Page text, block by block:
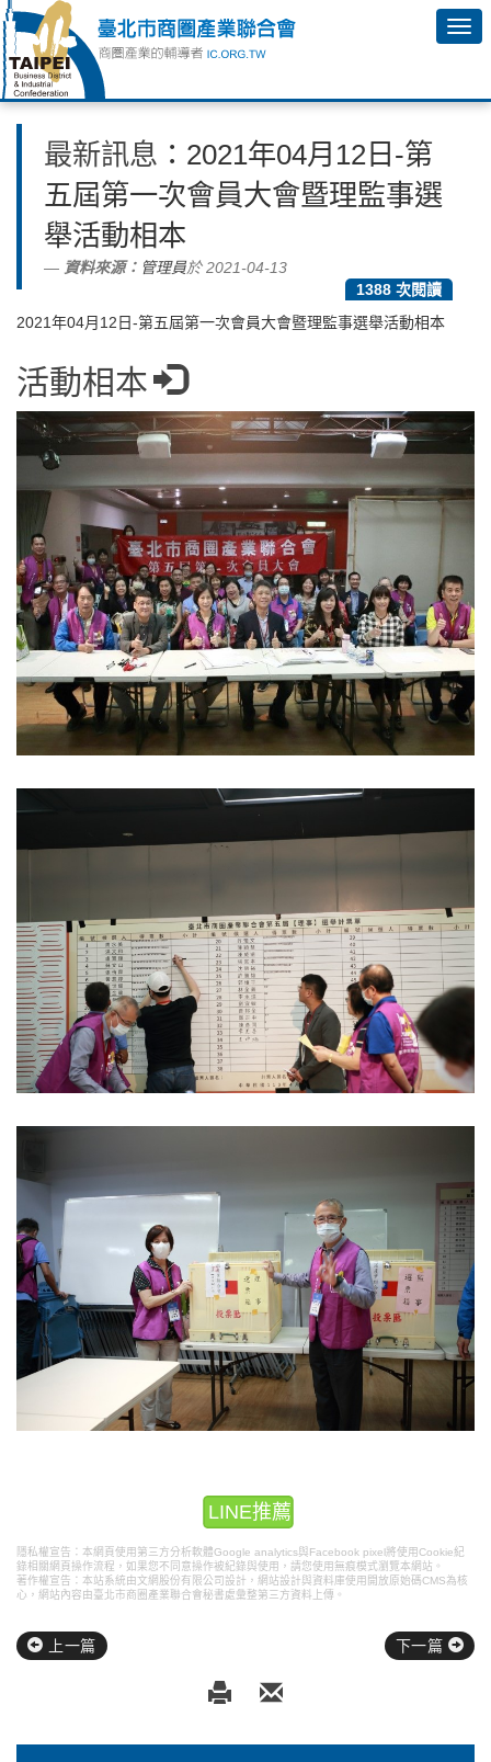
最新訊息 ：2021年04月12日-第
五屆第一次會員大會暨理監事選
舉活動相本
資料來源： 管理員於 2021-04-13
1388 次閱讀
2021年04月12日-第五屆第一次會員大會暨理監事選舉活動相本
活動相本
LINE推薦
隱私權宣告：本網頁使用第三方分析軟體Google analytics與Facebook pixel將使用Cookie紀
錄相關網頁操作流程，如果您不同意操作被紀錄與使用，請您使用無痕模式瀏覽本網站。
著作權宣告：本站系統由文網股份有限公司設計， 網站設計與資料庫使用開放原始碼CMS為核
心，網站內容由臺北市商圈產業聯合會秘書處彙整第三方資料上傳。
上一篇 下一篇